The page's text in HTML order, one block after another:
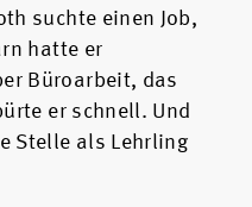
suchte einen Job,
hatte er
Büroarbeit, das
er schnell. Und
Stelle als Lehrling